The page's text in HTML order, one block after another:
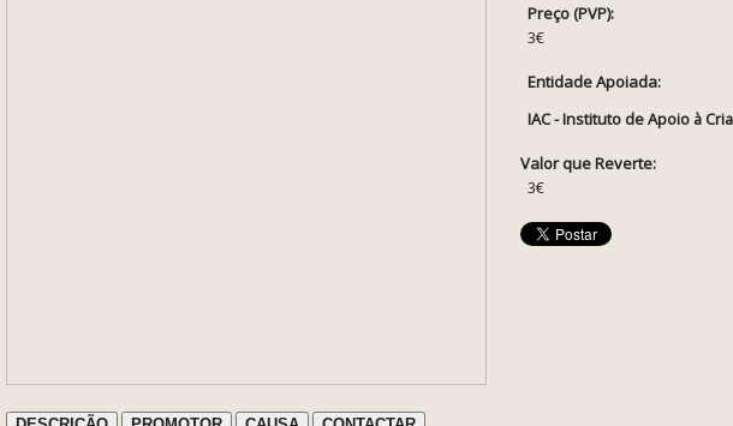
Preço (PVP):
3€
Entidade Apoiada:
IAC - Instituto de Apoio à
Valor que Reverte:
3€